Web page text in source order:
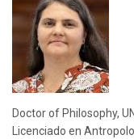
Doctor of Philosophy,
Licenciado en